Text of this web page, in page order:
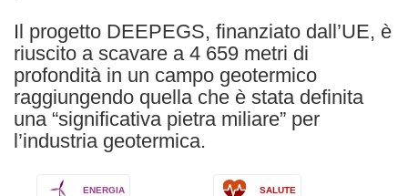
Il progetto DEEPEGS, finanziato dall’UE, è
riuscito a scavare a 4 659 metri di
profondità in un campo geotermico
raggiungendo quella che è stata definita
una “significativa pietra miliare” per
l’industria geotermica.
ENERGIA SALUTE